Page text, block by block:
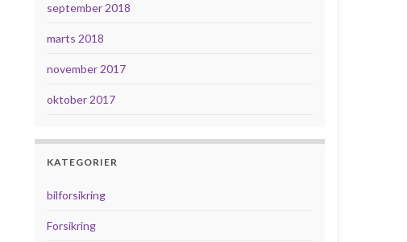
september 2018
marts 2018
november 2017
oktober 2017
KATEGORIER
bilforsikring
Forsikring